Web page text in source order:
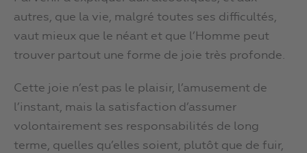
autres, que la vie, malgré toutes ses difficultés,
vaut mieux que le néant et que l’Homme peut
trouver partout une forme de joie très profonde.
Cette joie n’est pas le plaisir, l’amusement de
l’instant, mais la satisfaction d’assumer
volontairement ses responsabilités de long
terme, quelles qu’elles soient, plutôt que de fuir,